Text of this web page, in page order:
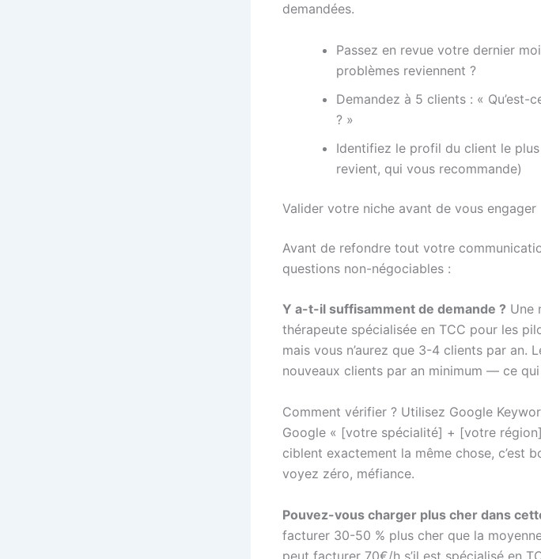
demandées.
Passez en revue votre dernier
problèmes reviennent ?
Demandez à 5 clients : «
? »
Identifiez le profil du client le
revient, qui vous recommande)
Valider votre niche avant de vous engager
Avant de refondre tout votre
questions non-négociables :
Y a-t-il suffisamment de demande ? Une
thérapeute spécialisée en TCC pour les
mais vous n’aurez que 3-4 clients par an.
nouveaux clients par an minimum — ce
Comment vérifier ? Utilisez Google
Google « [votre spécialité] + [votre
ciblent exactement la même chose, c’est
voyez zéro, méfiance.
Pouvez-vous charger plus cher dans
facturer 30-50 % plus cher que la
peut facturer 70€/h s’il est spécialisé en